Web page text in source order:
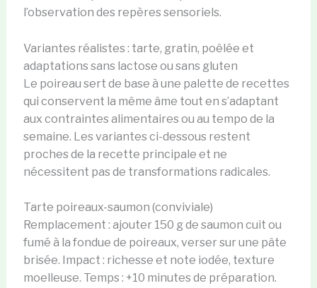
l’observation des repères sensoriels.
Variantes réalistes : tarte, gratin, poêlée et
adaptations sans lactose ou sans gluten
Le poireau sert de base à une palette de recettes
qui conservent la même âme tout en s’adaptant
aux contraintes alimentaires ou au tempo de la
semaine. Les variantes ci-dessous restent
proches de la recette principale et ne
nécessitent pas de transformations radicales.
Tarte poireaux-saumon (conviviale)
Remplacement : ajouter 150 g de saumon cuit ou
fumé à la fondue de poireaux, verser sur une pâte
brisée. Impact : richesse et note iodée, texture
moelleuse. Temps : +10 minutes de préparation.